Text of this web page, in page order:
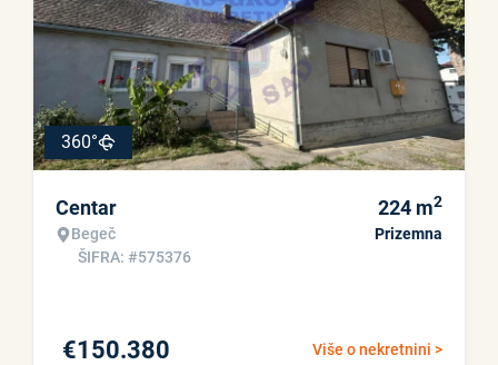
360°
Centar
Begeč
ŠIFRA: #575376
224 m2
Prizemna
Više o nekretnini >
€150.380